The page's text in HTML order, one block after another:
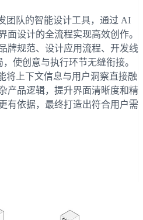
团队的智能设计工具，通过 AI
面设计的全流程实现高效创作。
牌规范、设计应用流程、开发线
使创意与执行环节无缝衔接。
将上下文信息与用户洞察直接融
产品逻辑，提升界面清晰度和精
有依据，最终打造出符合用户需